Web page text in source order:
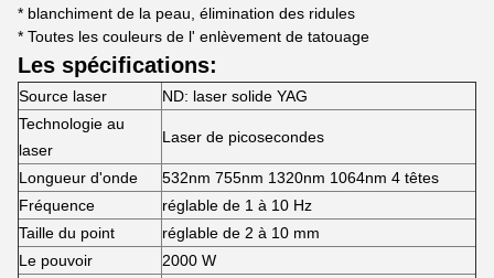
* blanchiment de la peau, élimination des ridules
* Toutes les couleurs de l' enlèvement de tatouage
Les spécifications:
Source laser
ND: laser solide YAG
Technologie au
laser
Laser de picosecondes
Longueur d'onde
532nm 755nm 1320nm 1064nm 4 têtes
Fréquence
réglable de 1 à 10 Hz
Taille du point
réglable de 2 à 10 mm
Le pouvoir
2000 W